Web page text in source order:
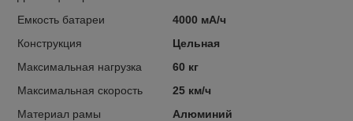
Емкость батареи
4000 мА/ч
Конструкция
Цельная
Максимальная нагрузка
60 кг
Максимальная скорость
25 км/ч
Материал рамы
Алюминий